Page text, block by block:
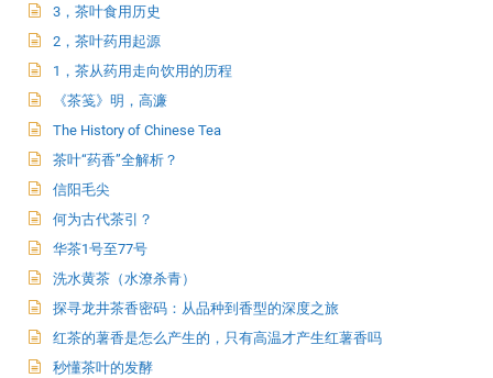
3，茶叶食用历史
2，茶叶药用起源
1，茶从药用走向饮用的历程
《茶笺》明，高濂
The History of Chinese Tea
茶叶“药香”全解析？
信阳毛尖
何为古代茶引？
华茶1号至77号
洗水黄茶（水潦杀青）
探寻龙井茶香密码：从品种到香型的深度之旅
红茶的薯香是怎么产生的，只有高温才产生红薯香吗
秒懂茶叶的发酵